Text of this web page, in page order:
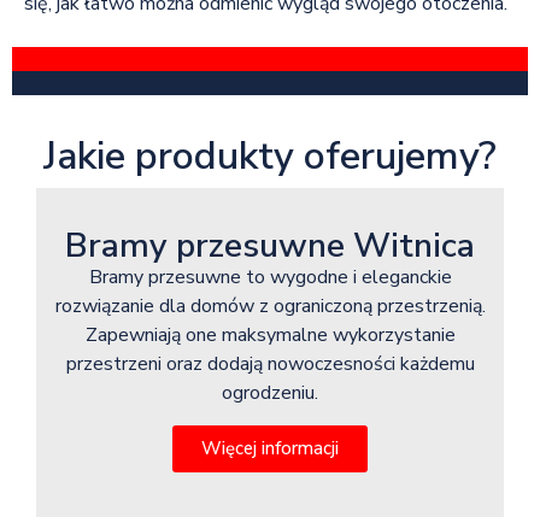
Jakie produkty oferujemy?
Bramy przesuwne Witnica
Bramy przesuwne to wygodne i eleganckie
rozwiązanie dla domów z ograniczoną przestrzenią.
Zapewniają one maksymalne wykorzystanie
przestrzeni oraz dodają nowoczesności każdemu
ogrodzeniu.
Więcej informacji